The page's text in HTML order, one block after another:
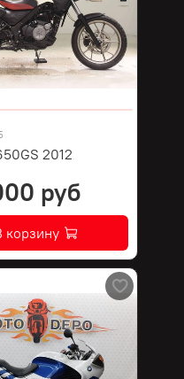
2012
руб
корзину